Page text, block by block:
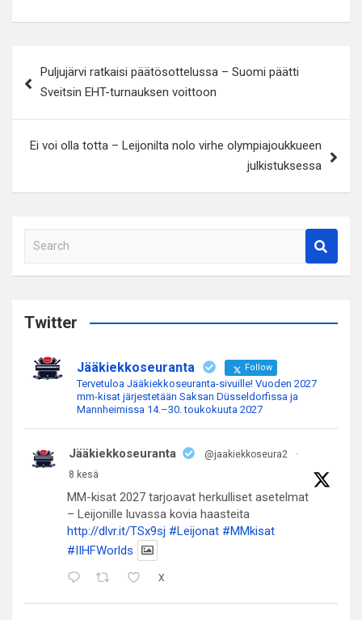
selaus
Puljujärvi ratkaisi päätösottelussa – Suomi päätti
Sveitsin EHT-turnauksen voittoon
Ei voi olla totta – Leijonilta nolo virhe olympiajoukkueen
julkistuksessa
a
c
Twitter
Jääkiekkoseuranta Follow
Tervetuloa Jääkiekkoseuranta-sivuille! Vuoden 2027
mm-kisat järjestetään Saksan Düsseldorfissa ja
Mannheimissa 14.–30. toukokuuta 2027
Jääkiekkoseuranta @jaakiekkoseura2
·
8 kesä
MM-kisat 2027 tarjoavat herkulliset asetelmat
– Leijonille luvassa kovia haasteita
http://dlvr.it/TSx9sj #Leijonat #MMkisat
#IIHFWorlds
X